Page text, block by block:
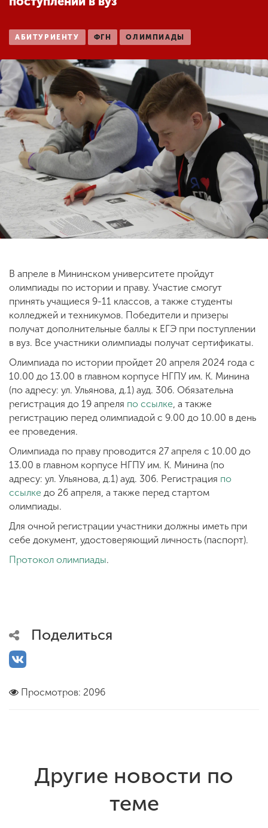
деятельности
Студенческая жизнь
Сведения об
образовательной
организации
ENG SPN CHI
АБИТУРИЕНТУ ФГН ОЛИМПИАДЫ
В апреле в Мининском университете пройдут
олимпиады по истории и праву. Участие смогут
принять учащиеся 9-11 классов, а также студенты
колледжей и техникумов. Победители и призеры
получат дополнительные баллы к ЕГЭ при поступлении
в вуз. Все участники олимпиады получат сертификаты.
Олимпиада по истории пройдет 20 апреля 2024 года с
10.00 до 13.00 в главном корпусе НГПУ им. К. Минина
(по адресу: ул. Ульянова, д.1) ауд. 306. Обязательна
регистрация до 19 апреля по ссылке , а также
регистрацию перед олимпиадой с 9.00 до 10.00 в день
ее проведения.
Олимпиада по праву проводится 27 апреля с 10.00 до
13.00 в главном корпусе НГПУ им. К. Минина (по
адресу: ул. Ульянова, д.1) ауд. 306. Регистрация по
ссылке до 26 апреля, а также перед стартом
олимпиады.
Для очной регистрации участники должны иметь при
себе документ, удостоверяющий личность (паспорт).
Протокол олимпиады.
Поделиться
Просмотров: 2096
Другие новости по
теме